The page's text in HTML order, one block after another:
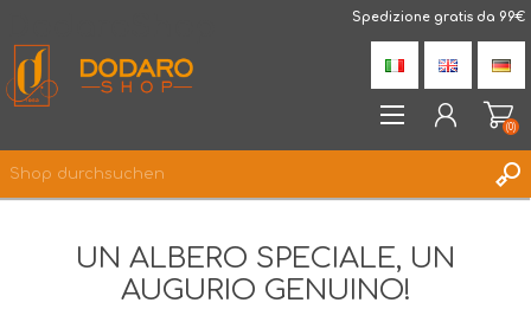
Spedizione gratis da 99€
ANMELDEN
WUNSCHLISTE
(0)
(0)
UN ALBERO SPECIALE, UN
AUGURIO GENUINO!